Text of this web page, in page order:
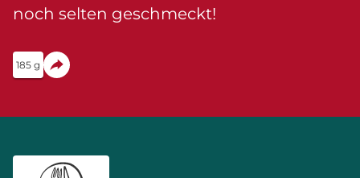
noch selten geschmeckt!
185 g